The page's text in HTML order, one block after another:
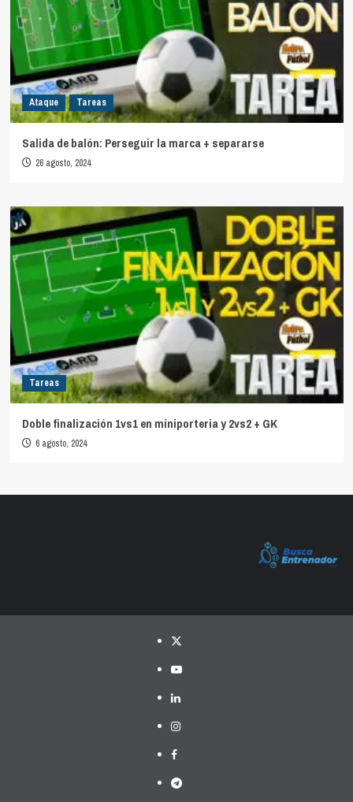
Ataque Tareas
Salida de balón: Perseguir la marca + separarse
26 agosto, 2024
Tareas
Doble finalización 1vs1 en miniporteria y 2vs2 + GK
6 agosto, 2024
Twitter
YouTube
LinkedIn
Instagram
Facebook
Telegram